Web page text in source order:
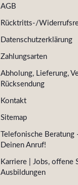
AGB
Rücktritts-/
Datenschutzerklärung
Zahlungsarten
Abholung, Lieferung,
Rücksendung
Kontakt
Sitemap
Telefonische
Deinen Anruf!
Karriere | Jobs, offene
Ausbildungen